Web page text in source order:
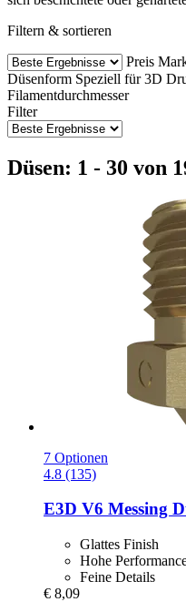
Filtern & sortieren
Preis
Düsenform Speziell für 3D
Filamentdurchmesser
Filter
Düsen: 1 - 30 von
7 Optionen
4.8 (135)
E3D V6 Messing
Glattes Finish
Hohe
Feine Details
€ 8,09